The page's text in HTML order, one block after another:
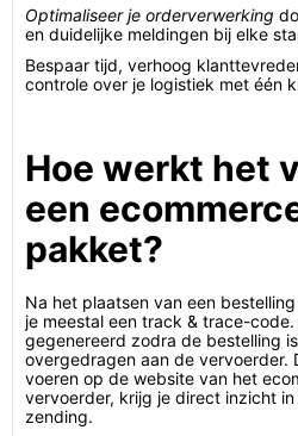
Optimaliseer je orderverwerking
en duidelijke meldingen bij elke
Bespaar tijd, verhoog
controle over je logistiek met één
Hoe werkt het
een
pakket?
Na het plaatsen van een
je meestal een track & trace-
gegenereerd zodra de bestelling
overgedragen aan de vervoerder.
voeren op de website van het
vervoerder, krijg je direct inzicht
zending.